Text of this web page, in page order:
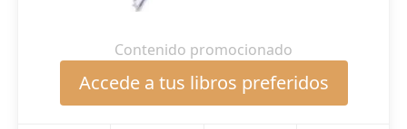
Contenido promocionado
Accede a tus libros preferidos